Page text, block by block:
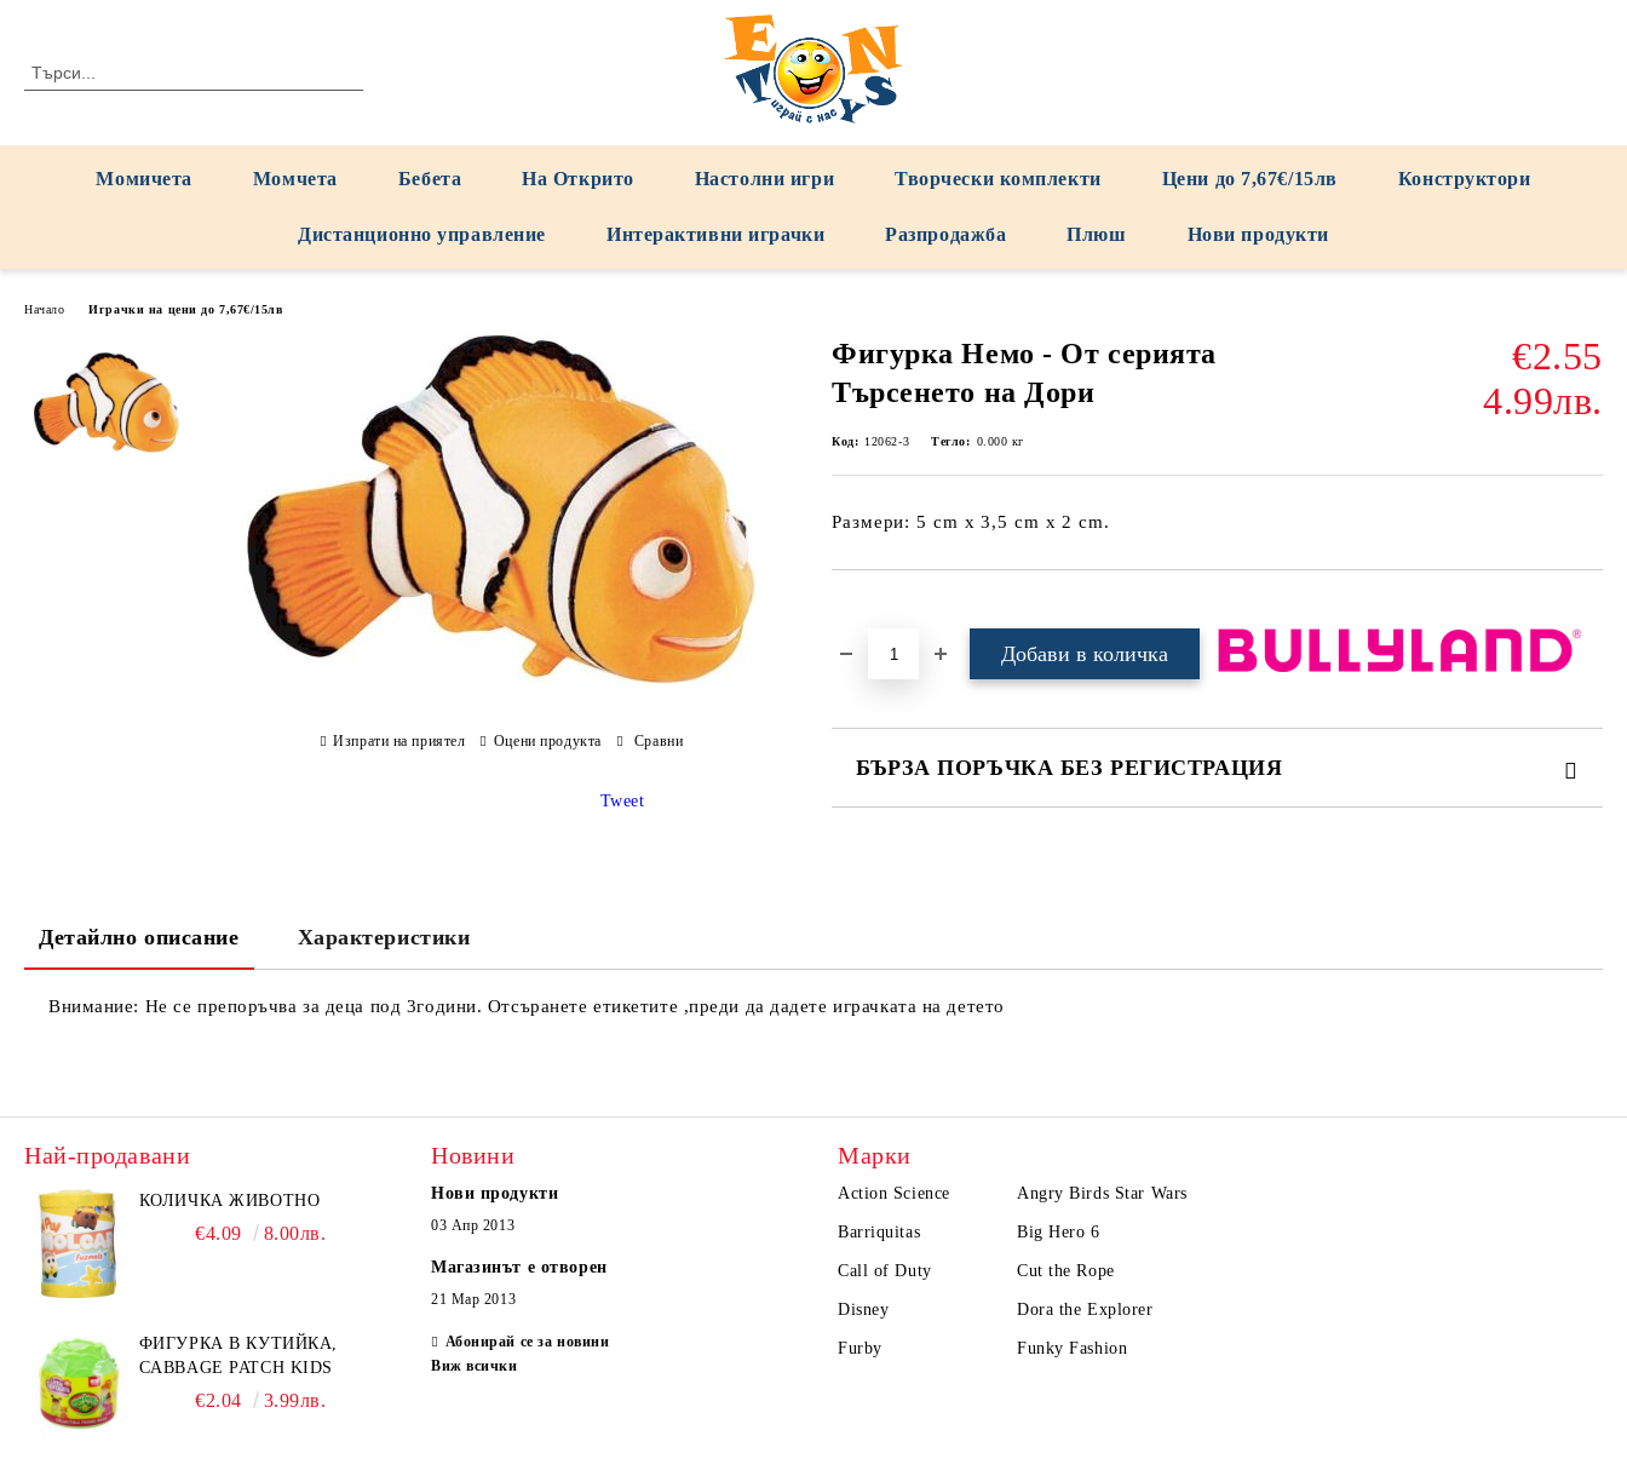
Момичета Момчета Бебета На Открито Настолни игри Творчески комплекти Цени до 7,67€/15лв Конструктори
Дистанционно управление Интерактивни играчки Разпродажба Плюш Нови продукти
Начало Играчки на цени до 7,67€/15лв
Фигурка Немо - От серията
Търсенето на Дори
€2.55
4.99лв.
Код: 12062-3 Тегло: 0.000 кг
Размери: 5 cm x 3,5 cm x 2 cm.
БЪРЗА ПОРЪЧКА БЕЗ РЕГИСТРАЦИЯ
Изпрати на приятел Оцени продукта Сравни
Tweet
Детайлно описание Характеристики
Внимание: Не се препоръчва за деца под 3години. Отсъранете етикетите ,преди да дадете играчката на детето
Най-продавани
КОЛИЧКА ЖИВОТНО
€4.09 8.00лв.
ФИГУРКА В КУТИЙКА,
CABBAGE PATCH KIDS
€2.04 3.99лв.
Новини
Нови продукти
03 Апр 2013
Магазинът е отворен
21 Мар 2013
Абонирай се за новини
Виж всички
Марки
Action Science Angry Birds Star Wars
Barriquitas Big Hero 6
Call of Duty Cut the Rope
Disney Dora the Explorer
Furby Funky Fashion